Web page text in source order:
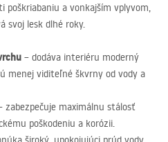
poškriabaniu a vonkajším vplyvom,
svoj lesk dlhé roky.
– dodáva interiéru moderný
menej viditeľné škvrny od vody a
zabezpečuje maximálnu stálosť
poškodeniu a korózii.